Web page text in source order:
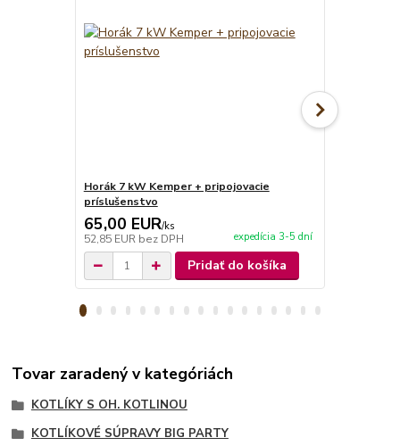
Horák 7 kW Kemper + pripojovacie
príslušenstvo
65,00 EUR/ks
52,85 EUR bez DPH expedícia 3-5 dní
Pridať do košíka
Tovar zaradený v kategóriách
KOTLÍKY S OH. KOTLINOU
KOTLÍKOVÉ SÚPRAVY BIG PARTY